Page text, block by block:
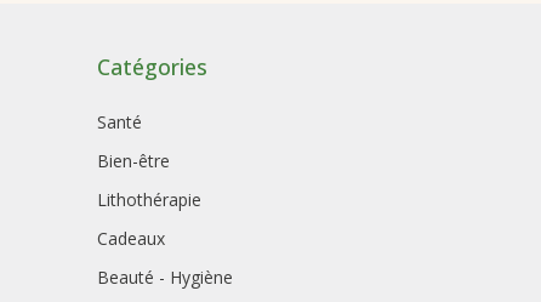
Catégories
Santé
Bien-être
Lithothérapie
Cadeaux
Beauté - Hygiène